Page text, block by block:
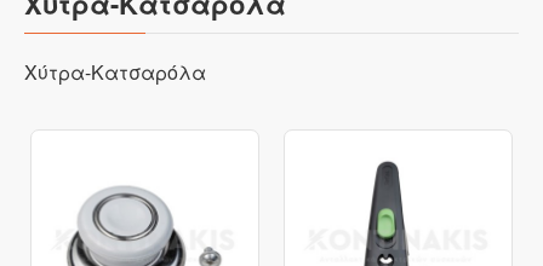
Χύτρα-Κατσαρόλα